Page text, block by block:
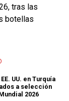
tras las
botellas
UU. en Turquía
a selección
2026